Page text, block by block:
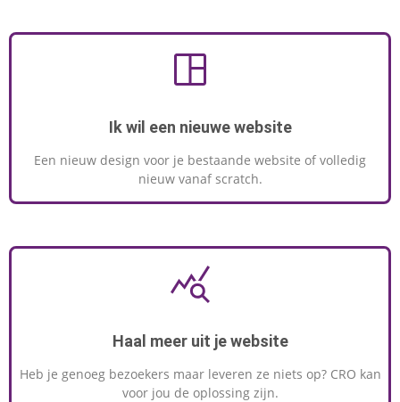
Ik wil een nieuwe website
Een nieuw design voor je bestaande website of volledig
nieuw vanaf scratch.
Haal meer uit je website
Heb je genoeg bezoekers maar leveren ze niets op? CRO kan
voor jou de oplossing zijn.